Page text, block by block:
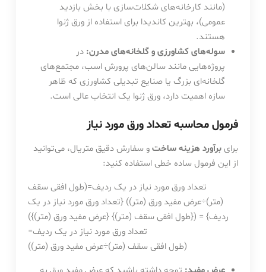
(مانند کارخانه‌های شکلات‌سازی با بخش بازدید
عمومی)، بهترین کاندیدا برای استفاده از ورق ژنوا
هستند.
سوله‌های کشاورزی و گلخانه‌های مدرن: در
پروژه‌هایی مانند سالن‌های پرورش اسب، مجتمع‌های
گلخانه‌ای بزرگ یا صنایع تبدیلی کشاورزی که ظاهر
سازه اهمیت دارد، ورق ژنوا یک انتخاب عالی است.
فرمول محاسبه تعداد ورق مورد نیاز
برای برآورد هزینه ساختو سفارش دقیق متریال، می‌توانید
از این فرمول ساده خطی استفاده کنید:
تعداد ورق مورد نیاز در یک ردیف=(طول افقی سقف
(متر)÷عرض مفید ورق (متر)) {تعداد ورق مورد نیاز در یک
ردیف} = ({طول افقی سقف (متر)} {عرض مفید ورق (متر)})
تعداد ورق مورد نیاز در یک ردیف=
(طول افقی سقف (متر)÷عرض مفید ورق (متر))